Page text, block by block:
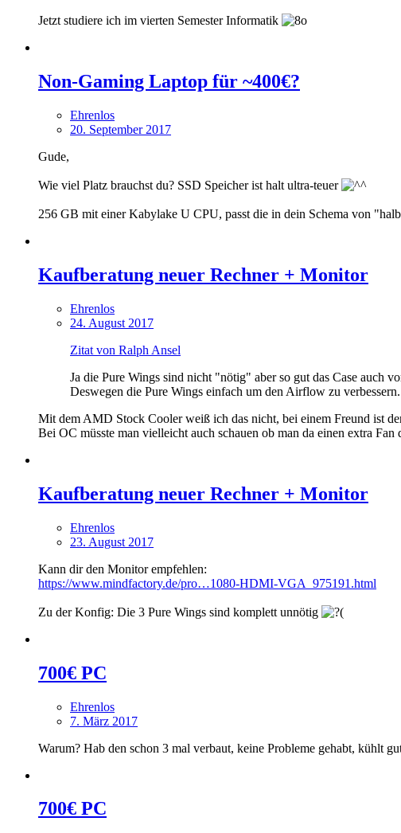
Jetzt studiere ich im vierten Semester Informatik
Non-Gaming Laptop für ~400€?
Ehrenlos
20. September 2017
Gude,
Wie viel Platz brauchst du? SSD Speicher ist halt ultra-teuer
256 GB mit einer Kabylake U CPU, passt die in dein Schema von
Kaufberatung neuer Rechner + Monitor
Ehrenlos
24. August 2017
Zitat von Ralph Ansel
Ja die Pure Wings sind nicht "nötig" aber so gut das Case auch
Deswegen die Pure Wings einfach um den Airflow zu verbessern.
Mit dem AMD Stock Cooler weiß ich das nicht, bei einem Freund ist
Bei OC müsste man vielleicht auch schauen ob man da einen extra
Kaufberatung neuer Rechner + Monitor
Ehrenlos
23. August 2017
Kann dir den Monitor empfehlen:
https://www.mindfactory.de/pro…1080-HDMI-VGA_975191.html
Zu der Konfig: Die 3 Pure Wings sind komplett unnötig
700€ PC
Ehrenlos
7. März 2017
Warum? Hab den schon 3 mal verbaut, keine Probleme gehabt, kühlt
700€ PC